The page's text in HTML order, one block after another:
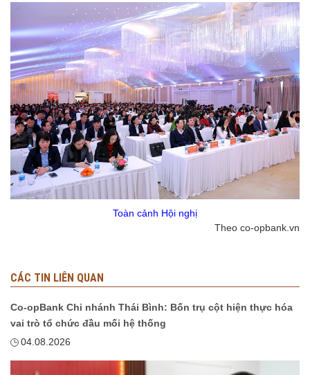
Toàn cảnh Hội nghị
Theo co-opbank.vn
CÁC TIN LIÊN QUAN
Co-opBank Chi nhánh Thái Bình: Bốn trụ cột hiện thực hóa
vai trò tổ chức đầu mối hệ thống
04.08.2026